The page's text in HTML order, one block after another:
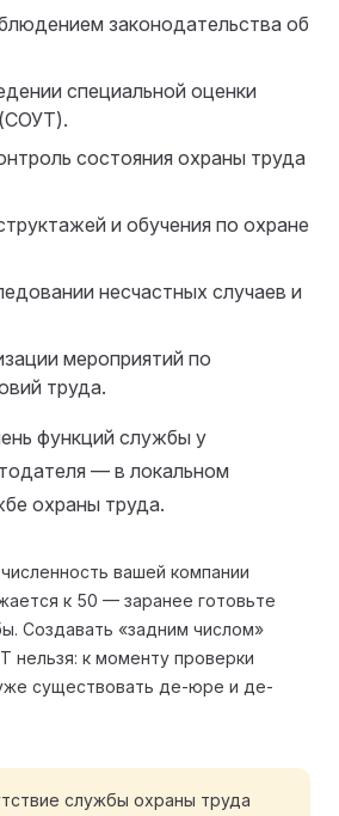
законодательства об
специальной оценки
состояния охраны труда
и обучения по охране
несчастных случаев и
мероприятий по
труда.
функций службы у
— в локальном
охраны труда.
вашей компании
к 50 — заранее готовьте
Создавать «задним числом»
нельзя: к моменту проверки
существовать де-юре и де-
службы охраны труда